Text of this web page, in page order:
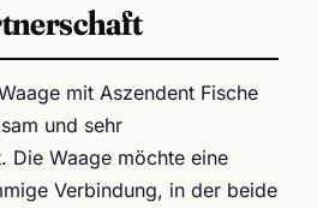
mit Aszendent Fische
und sehr
Die Waage möchte eine
Verbindung, in der beide